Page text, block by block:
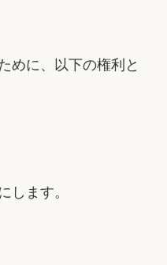
めに、以下の権利と
します。